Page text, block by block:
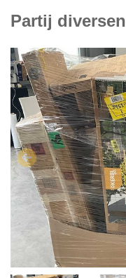
Partij diversen